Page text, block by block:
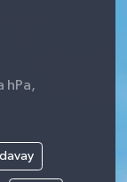
hPa,